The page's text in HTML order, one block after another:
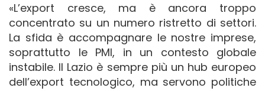
«L’export cresce, ma è ancora troppo
concentrato su un numero ristretto di settori.
La sfida è accompagnare le nostre imprese,
soprattutto le PMI, in un contesto globale
instabile. Il Lazio è sempre più un hub europeo
dell’export tecnologico, ma servono politiche